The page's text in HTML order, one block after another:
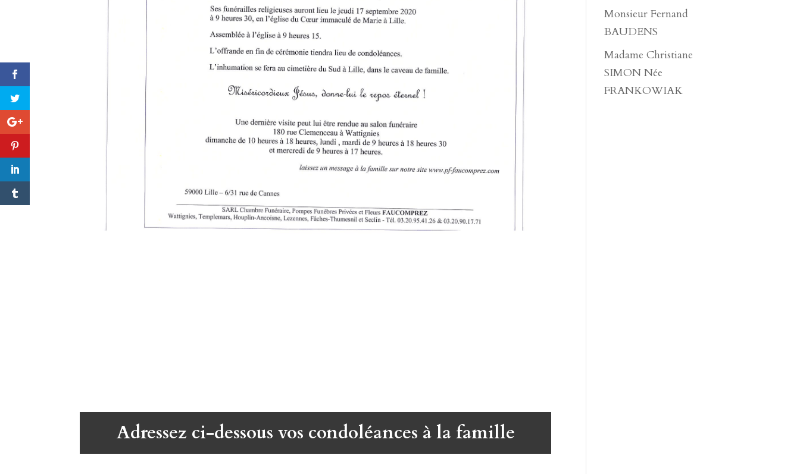
Adressez ci-dessous vos condoléances à la famille
Monsieur Fernand
BAUDENS
Madame Christiane
SIMON Née
FRANKOWIAK